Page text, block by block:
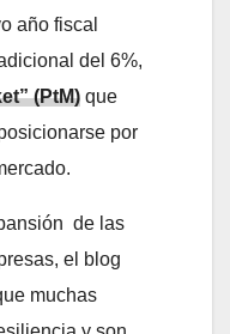
año fiscal
del 6%,
(PtM) que
por
de las
el blog
muchas